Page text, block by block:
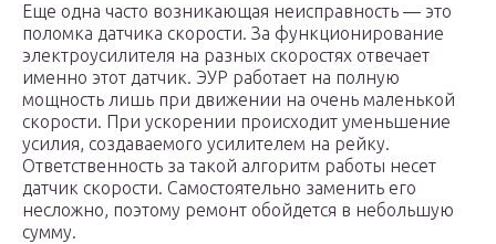
Еще одна часто возникающая неисправность — это
поломка датчика скорости. За функционирование
электроусилителя на разных скоростях отвечает
именно этот датчик. ЭУР работает на полную
мощность лишь при движении на очень маленькой
скорости. При ускорении происходит уменьшение
усилия, создаваемого усилителем на рейку.
Ответственность за такой алгоритм работы несет
датчик скорости. Самостоятельно заменить его
несложно, поэтому ремонт обойдется в небольшую
сумму.